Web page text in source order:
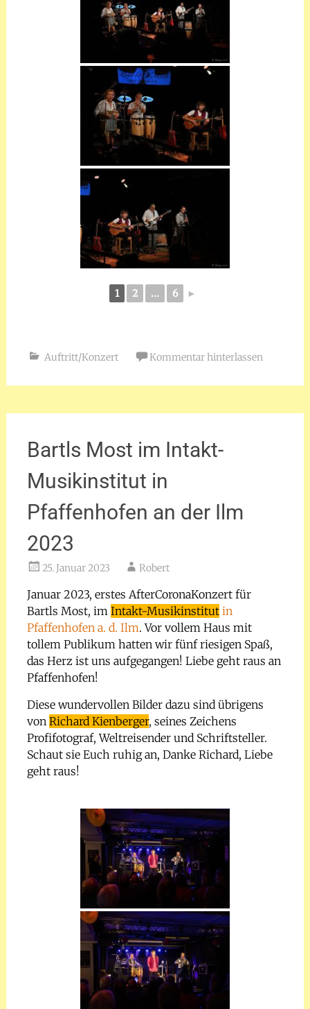
1 2 ... 6 ►
Auftritt/Konzert Kommentar hinterlassen
Bartls Most im Intakt-
Musikinstitut in
Pfaffenhofen an der Ilm
2023
25. Januar 2023 Robert
Januar 2023, erstes AfterCoronaKonzert für
Bartls Most, im Intakt-Musikinstitutin
Pfaffenhofen a. d. Ilm. Vor vollem Haus mit
tollem Publikum hatten wir fünf riesigen Spaß,
das Herz ist uns aufgegangen! Liebe geht raus an
Pfaffenhofen!
Diese wundervollen Bilder dazu sind übrigens
von Richard Kienberger, seines Zeichens
Profifotograf, Weltreisender und Schriftsteller.
Schaut sie Euch ruhig an, Danke Richard, Liebe
geht raus!